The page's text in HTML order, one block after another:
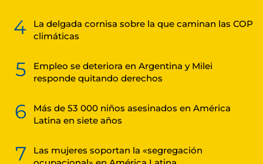
4
La delgada cornisa sobre la que caminan las COP
climáticas
5
Empleo se deteriora en Argentina y Milei
responde quitando derechos
6
Más de 53 000 niños asesinados en América
Latina en siete años
7
Las mujeres soportan la «segregación